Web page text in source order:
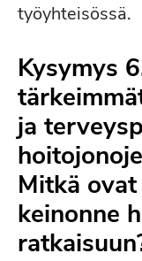
työyhteisössä.
Kysymys
ja
Mitkä
keinonne